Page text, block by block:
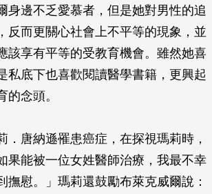
身邊不乏愛慕者，但是她對男性的追
反而更關心社會上不平等的現象，並
該享有平等的受教育機會。雖然她喜
私底下也喜歡閱讀醫學書籍，更興起
的念頭。
．唐納遜罹患癌症，在探視瑪莉時，
果能被一位女姓醫師治療，我最不幸
撫慰。」瑪莉還鼓勵布萊克威爾說：